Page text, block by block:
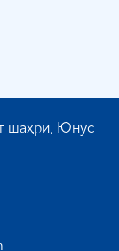
шаҳри, Юнус